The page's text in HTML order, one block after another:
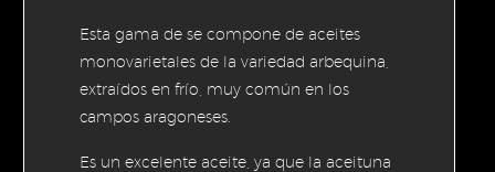
Esta gama de se compone de aceites
monovarietales de la variedad arbequina,
extraídos en frío, muy común en los
campos aragoneses.
Es un excelente aceite, ya que la aceituna